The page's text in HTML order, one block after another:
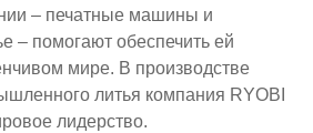
– печатные машины и
– помогают обеспечить ей
мире. В производстве
литья компания RYOBI
лидерство.